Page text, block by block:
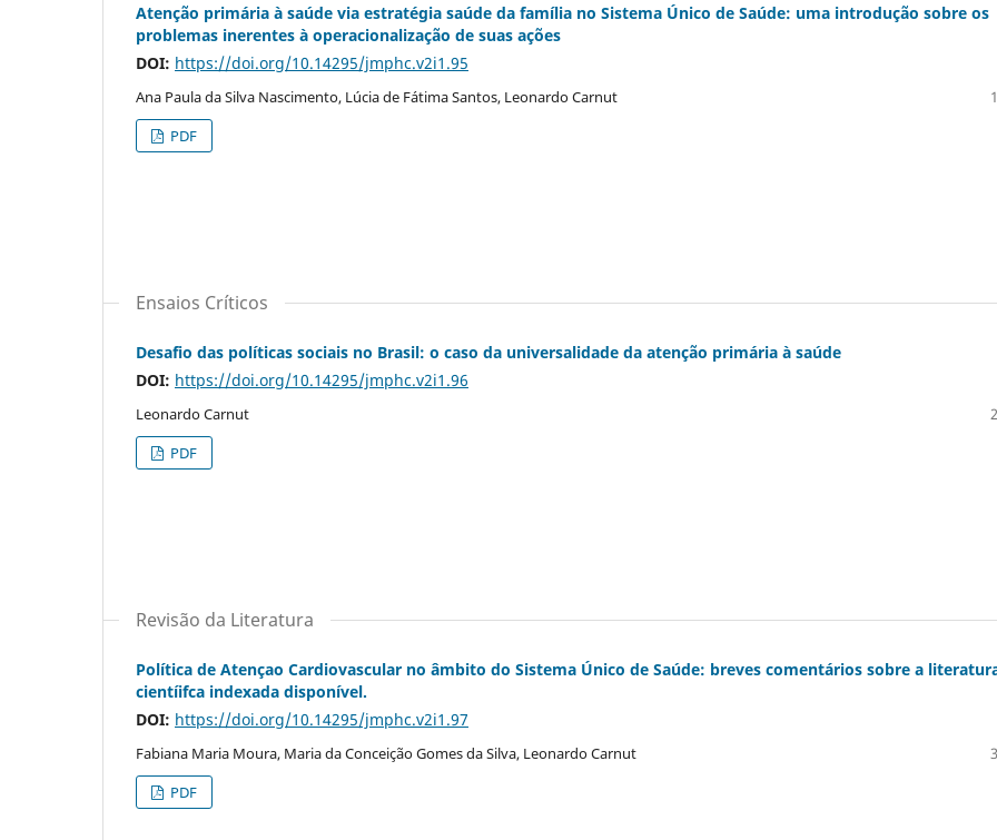
Atenção primária à saúde via estratégia saúde da família no Sistema Único de Saúde: uma introdução sobre os
problemas inerentes à operacionalização de suas ações
DOI: https://doi.org/10.14295/jmphc.v2i1.95
Ana Paula da Silva Nascimento, Lúcia de Fátima Santos, Leonardo Carnut
PDF
Ensaios Críticos
Desafio das políticas sociais no Brasil: o caso da universalidade da atenção primária à saúde
DOI: https://doi.org/10.14295/jmphc.v2i1.96
Leonardo Carnut
PDF
Revisão da Literatura
Política de Atençao Cardiovascular no âmbito do Sistema Único de Saúde: breves comentários sobre a
cientíifca indexada disponível.
DOI: https://doi.org/10.14295/jmphc.v2i1.97
Fabiana Maria Moura, Maria da Conceição Gomes da Silva, Leonardo Carnut
PDF